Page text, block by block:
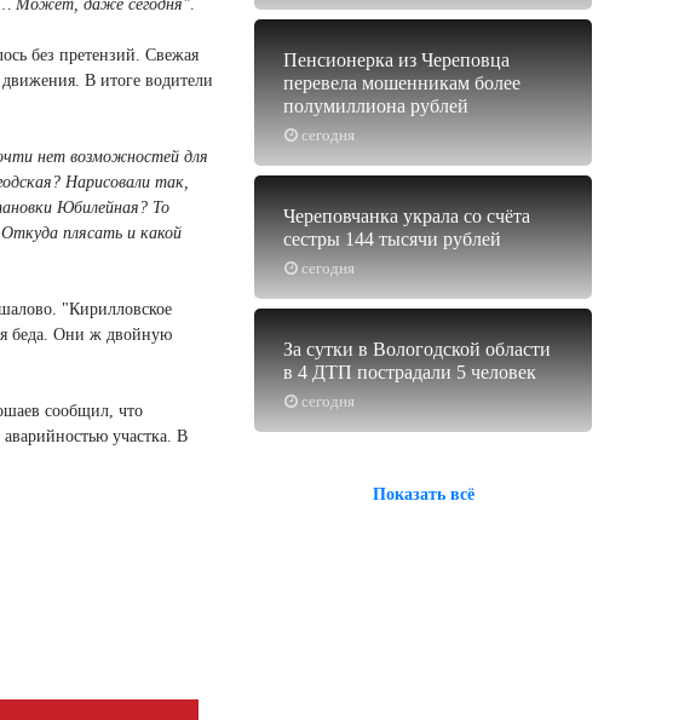
Может, даже сегодня"
без претензий. Свежая
В итоге водители
нет возможностей для
Нарисовали так,
Юбилейная? То
плясать и какой
"Кирилловское
беда. Они ж двойную
сообщил, что
участка. В
сегодня
Пенсионерка из Череповца
перевела мошенникам более
полумиллиона рублей
сегодня
Череповчанка украла со счёта
сестры 144 тысячи рублей
сегодня
За сутки в Вологодской области
в 4 ДТП пострадали 5 человек
Показать всё